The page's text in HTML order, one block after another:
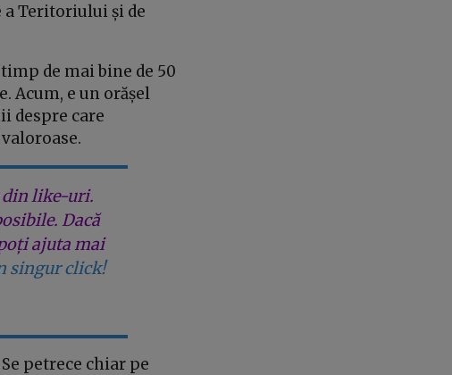
a Teritoriului și de
de mai bine de 50
Acum, e un orășel
despre care
din like-uri.
Dacă
ajuta mai
singur click!
petrece chiar pe